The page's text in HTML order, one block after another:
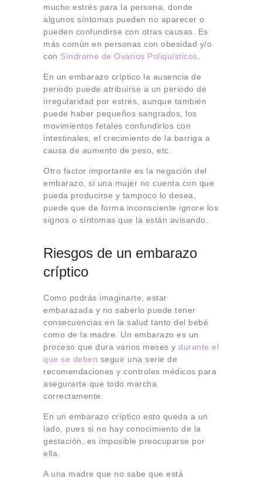
mucho estrés para la persona, donde
algunos síntomas pueden no aparecer o
pueden confundirse con otras causas. Es
más común en personas con obesidad y/o
con Síndrome de Ovarios Poliquísticos
En un embarazo críptico la ausencia de
periodo puede atribuirse a un periodo de
irregularidad por estrés, aunque también
puede haber pequeños sangrados, los
movimientos fetales confundirlos con
intestinales, el crecimiento de la barriga a
causa de aumento de peso, etc.
Otro factor importante es la negación del
embarazo, si una mujer no cuenta con que
pueda producirse y tampoco lo desea,
puede que de forma inconsciente ignore los
signos o síntomas que la están avisando.
Riesgos de un embarazo
críptico
Como podrás imaginarte, estar
embarazada y no saberlo puede tener
consecuencias en la salud tanto del bebé
como de la madre. Un embarazo es un
proceso que dura varios meses y durante el
que se deben seguir una serie de
recomendaciones y controles médicos para
asegurarte que todo marcha
correctamente.
En un embarazo críptico esto queda a un
lado, pues si no hay conocimiento de la
gestación, es imposible preocuparse por
ella.
A una madre que no sabe que está